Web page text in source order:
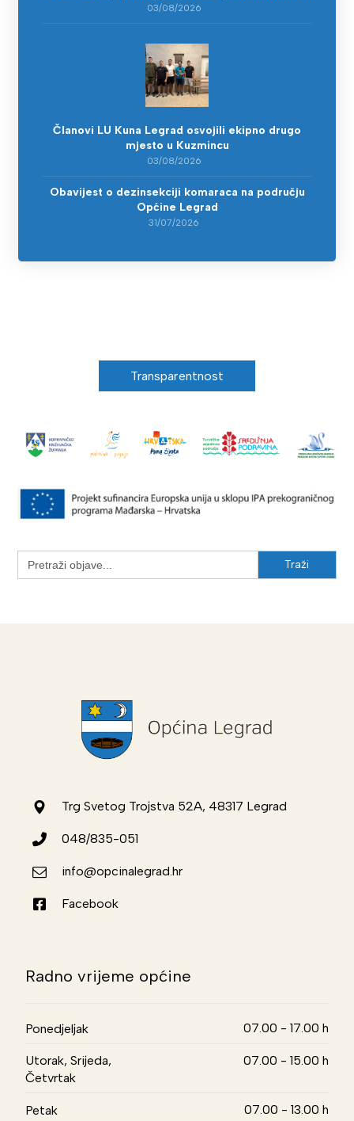
03/08/2026
Članovi LU Kuna Legrad osvojili ekipno drugo
mjesto u Kuzmincu
03/08/2026
Obavijest o dezinsekciji komaraca na području
Općine Legrad
31/07/2026
Transparentnost
Search
for:
Trg Svetog Trojstva 52A, 48317 Legrad
048/835-051
info@opcinalegrad.hr
Facebook
Radno vrijeme općine
Ponedjeljak 07.00 - 17.00 h
Utorak, Srijeda,
Četvrtak
07.00 - 15.00 h
Petak 07.00 - 13.00 h